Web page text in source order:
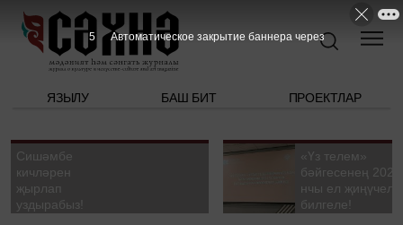
ЯЗЫЛУ БАШ БИТ ПРОЕКТЛАР
Сишәмбе
кичләрен
җырлап
уздырабыз!
«Үз телем»
бәйгесенең 2026
нчы ел
билгеле!
4 Автоматическое закрытие баннера через